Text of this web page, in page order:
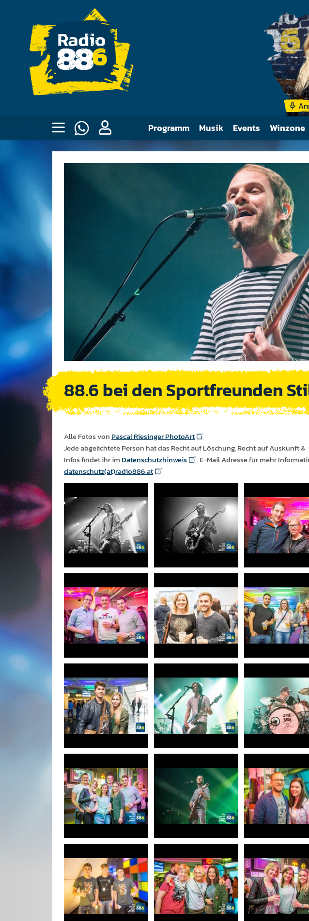
Programm Musik Events Winzone
88.6 bei den Sportfreunden
Alle Fotos von Pascal Riesinger PhotoArt
Jede abgelichtete Person hat das Recht auf Löschung, Recht auf Auskunft
Infos findet ihr im Datenschutzhinweis
. E-Mail Adresse für mehr
datenschutz(at)radio886.at